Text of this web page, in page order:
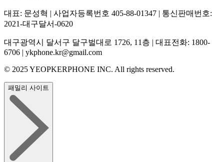
대표: 문성혁 | 사업자등록번호 405-88-01347 | 통신판매번호:
2021-대구달서-0620
대구광역시 달서구 달구벌대로 1726, 11층 | 대표전화: 1800-
6706 | ykphone.kr@gmail.com
© 2025 YEOPKERPHONE INC. All rights reserved.
패밀리 사이트